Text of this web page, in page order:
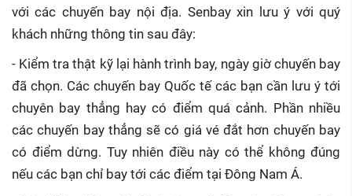
với các chuyến bay nội địa. Senbay xin lưu ý với quý
khách những thông tin sau đây:
- Kiểm tra thật kỹ lại hành trình bay, ngày giờ chuyến bay
đã chọn. Các chuyến bay Quốc tế các bạn cần lưu ý tới
chuyên bay thẳng hay có điểm quá cảnh. Phần nhiều
các chuyến bay thẳng sẽ có giá vé đắt hơn chuyến bay
có điểm dừng. Tuy nhiên điều này có thể không đúng
nếu các bạn chỉ bay tới các điểm tại Đông Nam Á.